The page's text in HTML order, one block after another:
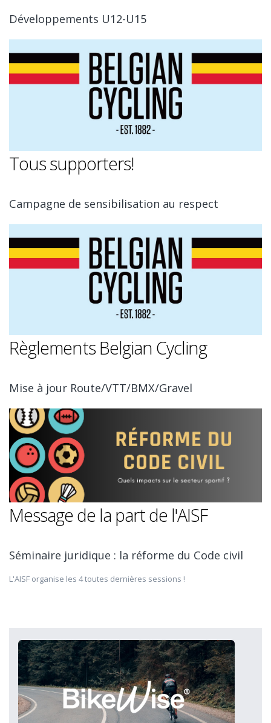
Développements U12-U15
Tous supporters!
Campagne de sensibilisation au respect
Règlements Belgian Cycling
Mise à jour Route/VTT/BMX/Gravel
Message de la part de l'AISF
Séminaire juridique : la réforme du Code civil
L'AISF organise les 4 toutes dernières sessions !